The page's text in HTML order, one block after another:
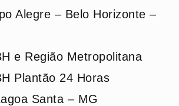
Alegre – Belo Horizonte –
e Região Metropolitana
Plantão 24 Horas
Santa – MG